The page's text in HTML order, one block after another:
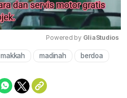
Mute
Powered by GliaStudios
makkah madinah berdoa